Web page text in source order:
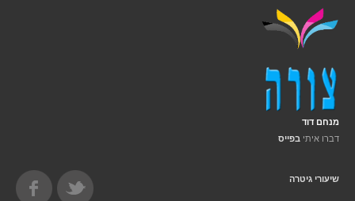
מנחם דוד
דברו איתי בפייס
שיעורי גיטרה